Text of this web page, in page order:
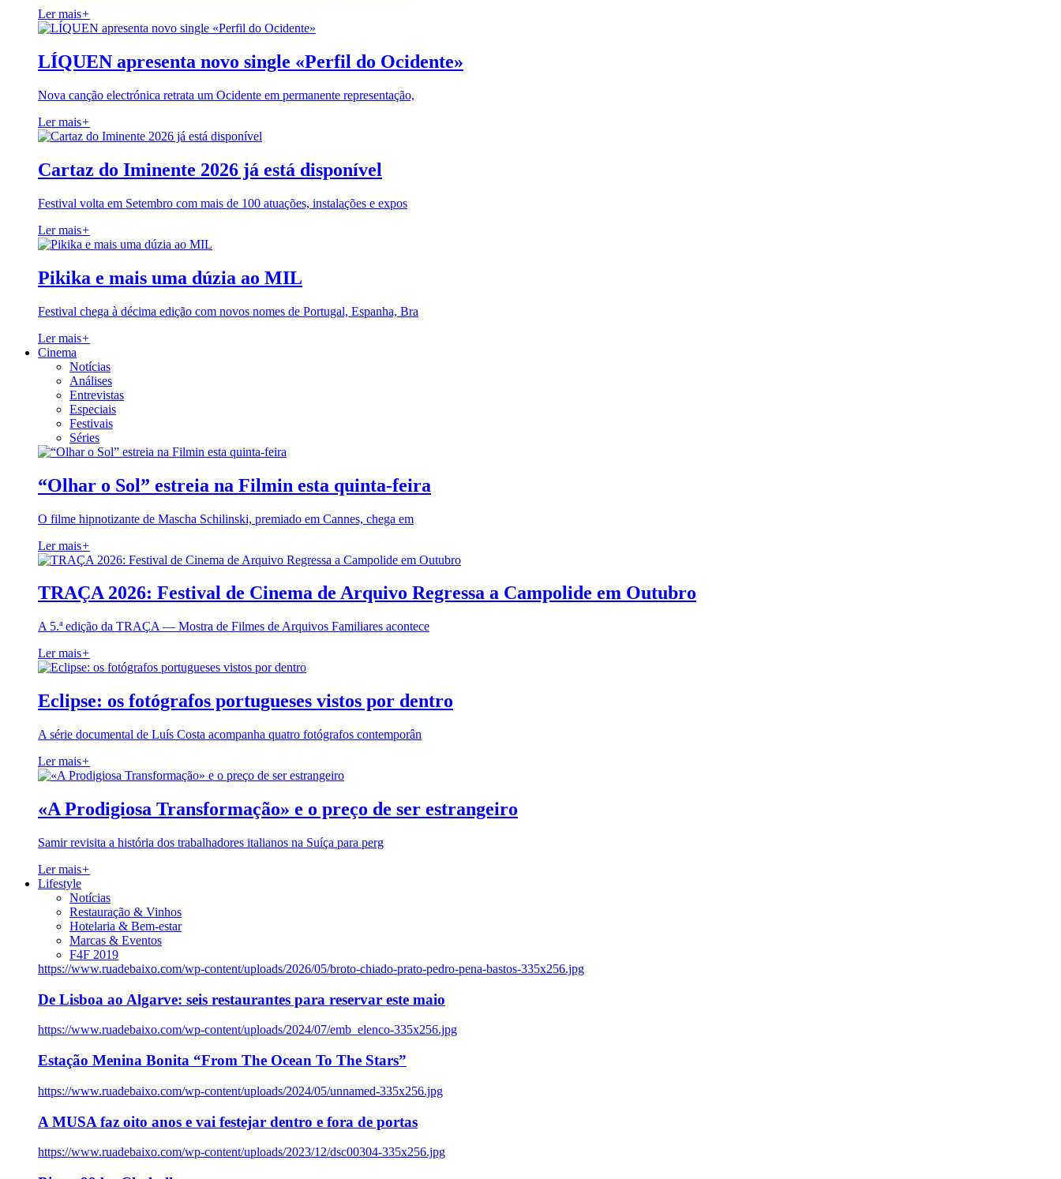
Ler mais+
LÍQUEN apresenta novo single «Perfil do Ocidente»
Nova canção electrónica retrata um Ocidente em permanente representação,
Ler mais+
Cartaz do Iminente 2026 já está disponível
Festival volta em Setembro com mais de 100 atuações, instalações e expos
Ler mais+
Pikika e mais uma dúzia ao MIL
Festival chega à décima edição com novos nomes de Portugal, Espanha, Bra
Ler mais+
Cinema
Notícias
Análises
Entrevistas
Especiais
Festivais
Séries
“Olhar o Sol” estreia na Filmin esta quinta-feira
O filme hipnotizante de Mascha Schilinski, premiado em Cannes, chega em
Ler mais+
TRAÇA 2026: Festival de Cinema de Arquivo Regressa a Campolide em Outubro
A 5.ª edição da TRAÇA — Mostra de Filmes de Arquivos Familiares acontece
Ler mais+
Eclipse: os fotógrafos portugueses vistos por dentro
A série documental de Luís Costa acompanha quatro fotógrafos contemporân
Ler mais+
«A Prodigiosa Transformação» e o preço de ser estrangeiro
Samir revisita a história dos trabalhadores italianos na Suíça para perg
Ler mais+
Lifestyle
Notícias
Restauração & Vinhos
Hotelaria & Bem-estar
Marcas & Eventos
F4F 2019
https://www.ruadebaixo.com/wp-content/uploads/2026/05/broto-chiado-prato-pedro-pena-bastos-335x256.jpg
De Lisboa ao Algarve: seis restaurantes para reservar este maio
https://www.ruadebaixo.com/wp-content/uploads/2024/07/emb_elenco-335x256.jpg
Estação Menina Bonita “From The Ocean To The Stars”
https://www.ruadebaixo.com/wp-content/uploads/2024/05/unnamed-335x256.jpg
A MUSA faz oito anos e vai festejar dentro e fora de portas
https://www.ruadebaixo.com/wp-content/uploads/2023/12/dsc00304-335x256.jpg